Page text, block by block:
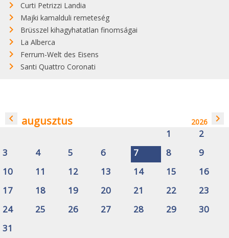
Curti Petrizzi Landia
Majki kamalduli remeteség
Brüsszel kihagyhatatlan finomságai
La Alberca
Ferrum-Welt des Eisens
Santi Quattro Coronati
navigate_before augusztus 2026 navigate_next
1
2
3
4 5 6 7 8
9
10
11 12 13 14 15
16
17
18 19 20 21 22
23
24
25 26 27 28 29
30
31